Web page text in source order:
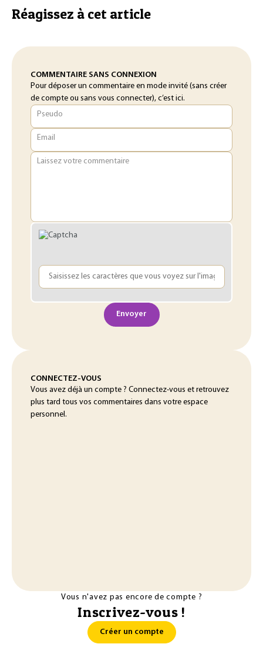
Réagissez à cet article
COMMENTAIRE SANS CONNEXION
Pour déposer un commentaire en mode invité (sans créer
de compte ou sans vous connecter), c’est ici.
Pseudo
Email
Laissez votre commentaire
Envoyer
CONNECTEZ-VOUS
Vous avez déjà un compte ? Connectez-vous et retrouvez
plus tard tous vos commentaires dans votre espace
personnel.
Vous n'avez pas encore de compte ?
Inscrivez-vous !
Créer un compte